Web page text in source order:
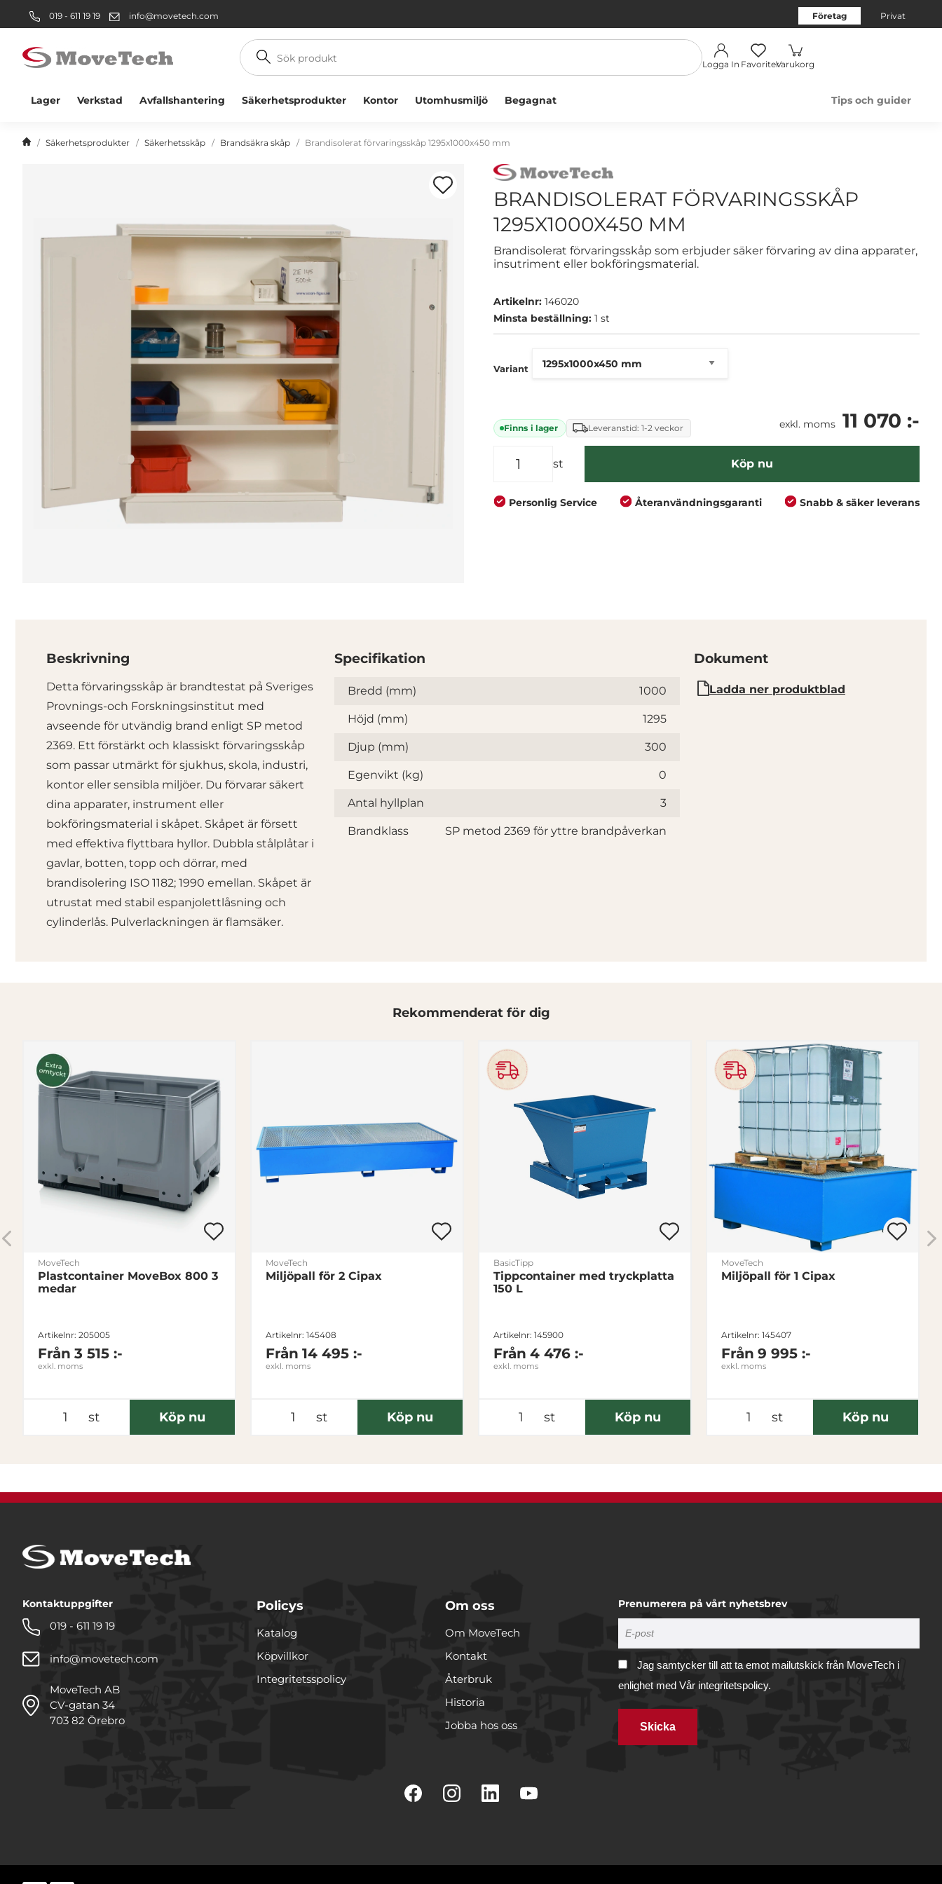
funktioner för sociala medier och analysera vår trafik. Vi vidarebefordrar även sådana identifierare och
annan information från din enhet till de sociala medier och annons- och analysföretag som vi
019 - 611 19 19 info@movetech.com Företag Privat
Sök
produkt
Logga In FavoriterVarukorg
Lager Verkstad Avfallshantering Säkerhetsprodukter Kontor Utomhusmiljö Begagnat Tips och guider
Säkerhetsprodukter Säkerhetsskåp Brandsäkra skåp Brandisolerat förvaringsskåp 1295x1000x450 mm
BRANDISOLERAT FÖRVARINGSSKÅP
1295X1000X450 MM
Brandisolerat förvaringsskåp som erbjuder säker förvaring av dina apparater,
insutriment eller bokföringsmaterial.
Artikelnr: 146020
Minsta beställning: 1 st
Variant
Finns i lager Leveranstid: 1-2 veckor exkl. moms 11 070 :-
st Köp nu
Personlig Service Återanvändningsgaranti Snabb & säker leverans
Beskrivning
Detta förvaringsskåp är brandtestat på Sveriges
Provnings-och Forskningsinstitut med
avseende för utvändig brand enligt SP metod
2369. Ett förstärkt och klassiskt förvaringsskåp
som passar utmärkt för sjukhus, skola, industri,
kontor eller sensibla miljöer. Du förvarar säkert
dina apparater, instrument eller
bokföringsmaterial i skåpet. Skåpet är försett
med effektiva flyttbara hyllor. Dubbla stålplåtar i
gavlar, botten, topp och dörrar, med
brandisolering ISO 1182; 1990 emellan. Skåpet är
utrustat med stabil espanjolettlåsning och
cylinderlås. Pulverlackningen är flamsäker.
Specifikation
Specifikation
Bredd (mm) 1000
Höjd (mm) 1295
Djup (mm) 300
Egenvikt (kg) 0
Antal hyllplan 3
Brandklass SP metod 2369 för yttre brandpåverkan
Dokument
Ladda ner produktblad
Rekommenderat för dig
MoveTech
Plastcontainer MoveBox 800 3
medar
Artikelnr: 205005
Från 3 515 :-
exkl. moms
st Köp nu
MoveTech
Miljöpall för 2 Cipax
Artikelnr: 145408
Från 14 495 :-
exkl. moms
st Köp nu
BasicTipp
Tippcontainer med tryckplatta
150 L
Artikelnr: 145900
Från 4 476 :-
exkl. moms
st Köp nu
MoveTech
Miljöpall för 1 Cipax
Artikelnr: 145407
Från 9 995 :-
exkl. moms
st Köp nu
Kontaktuppgifter
019 - 611 19 19
info@movetech.com
MoveTech AB
CV-gatan 34
703 82 Örebro
Policys
Katalog
Köpvillkor
Integritetsspolicy
Om oss
Om MoveTech
Kontakt
Återbruk
Historia
Jobba hos oss
Prenumerera på vårt nyhetsbrev
Jag samtycker till att ta emot mailutskick från MoveTech i
enlighet med Vår integritetspolicy.
Skicka
Välkommen! Välj hur du vill handla:
Privat